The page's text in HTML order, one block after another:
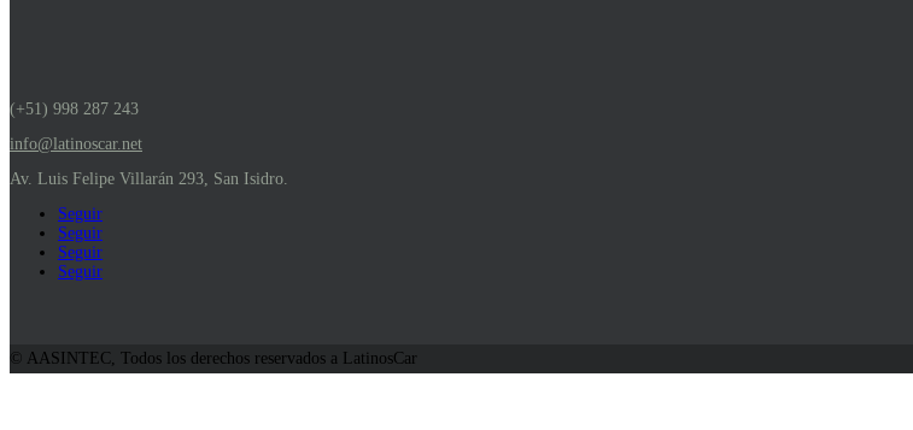
(+51) 998 287 243
info@latinoscar.net
Av. Luis Felipe Villarán 293, San Isidro.
Seguir
Seguir
Seguir
Seguir
© AASINTEC, Todos los derechos reservados a LatinosCar